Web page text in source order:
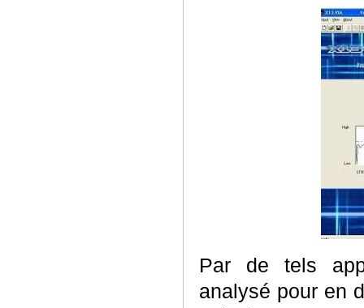
Par de tels
analysé pour en